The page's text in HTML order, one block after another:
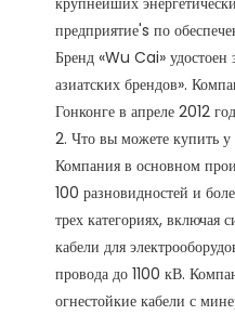
предприятие's по
Бренд «Wu Cai»
азиатских брендов».
Гонконге в апреле 2012
2. Что вы можете купить у
Компания в основном
100 разновидностей и
трех категориях,
кабели для
провода до 1100 кВ.
огнестойкие кабели с